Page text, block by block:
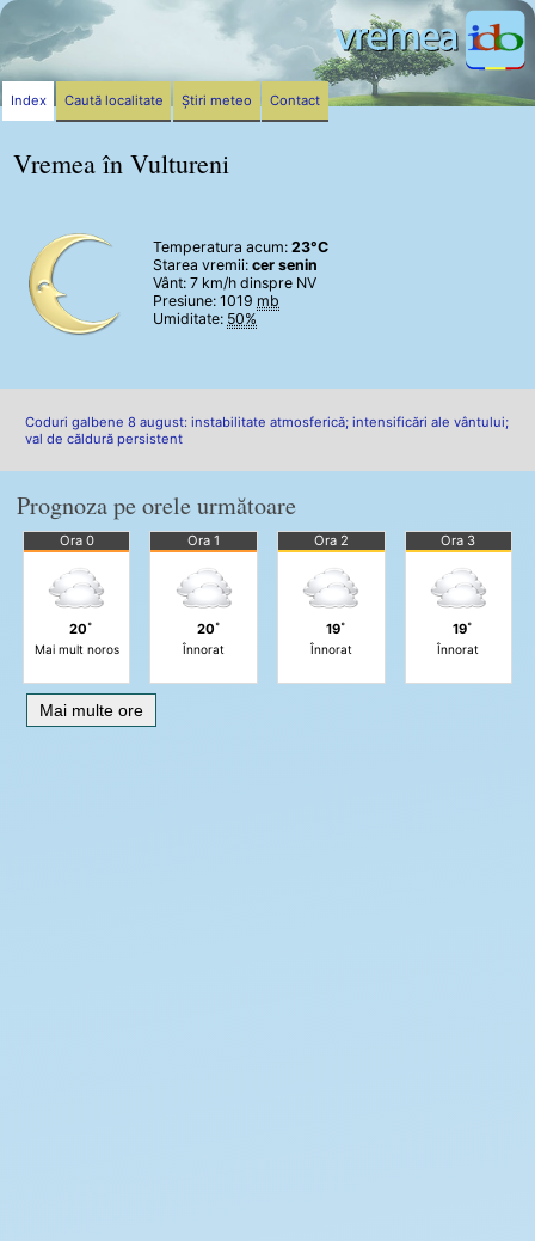
Vremea în Vultureni
Temperatura acum: 23°C
Starea vremii: cer senin
Vânt: 7 km/h dinspre NV
Presiune: 1019 mb
Umiditate: 50%
Coduri galbene 8 august: instabilitate atmosferică; intensificări ale vântului;
val de căldură persistent
Prognoza pe orele următoare
Ora 0
20˚
Mai mult noros
Ora 1
20˚
Înnorat
Ora 2
19˚
Înnorat
Ora 3
19˚
Înnorat
Mai multe ore
Index Caută localitate Știri meteo Contact